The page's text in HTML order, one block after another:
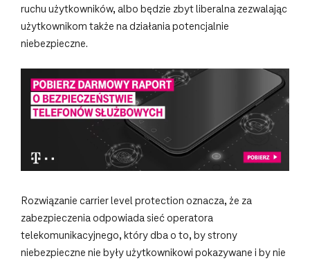
ruchu użytkowników, albo będzie zbyt liberalna zezwalając
użytkownikom także na działania potencjalnie
niebezpieczne.
Rozwiązanie carrier level protection oznacza, że za
zabezpieczenia odpowiada sieć operatora
telekomunikacyjnego, który dba o to, by strony
niebezpieczne nie były użytkownikowi pokazywane i by nie